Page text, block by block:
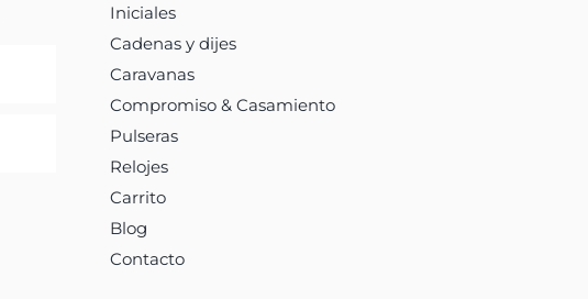
Iniciales
Cadenas y dijes
Caravanas
Compromiso & Casamiento
Pulseras
Relojes
Carrito
Blog
Contacto